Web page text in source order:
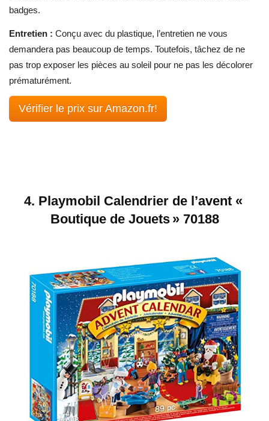
badges.
Entretien : Conçu avec du plastique, l’entretien ne vous
demandera pas beaucoup de temps. Toutefois, tâchez de ne
pas trop exposer les pièces au soleil pour ne pas les décolorer
prématurément.
Vérifier le prix sur Amazon.fr!
4. Playmobil Calendrier de l’avent «
Boutique de Jouets » 70188